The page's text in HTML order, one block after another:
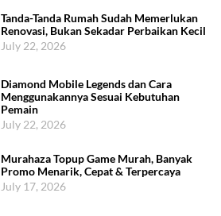
Tanda-Tanda Rumah Sudah Memerlukan
Renovasi, Bukan Sekadar Perbaikan Kecil
July 22, 2026
Diamond Mobile Legends dan Cara
Menggunakannya Sesuai Kebutuhan
Pemain
July 22, 2026
Murahaza Topup Game Murah, Banyak
Promo Menarik, Cepat & Terpercaya
July 17, 2026